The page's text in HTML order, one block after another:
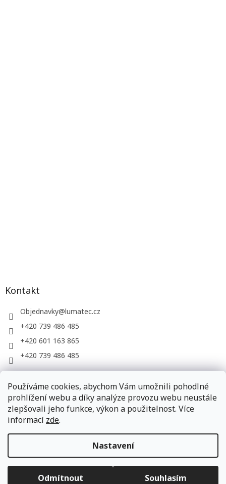
Používáme cookies, abychom Vám umožnili pohodlné
prohlížení webu a díky analýze provozu webu neustále
zlepšovali jeho funkce, výkon a použitelnost. Více
informací zde.
Nastavení
Odmítnout Souhlasím
Kontakt
Objednavky@lumatec.cz
+420 739 486 485
+420 601 163 865
+420 739 486 485
LUMATEC, s.r.o. - web společnosti
Vytvořil Shoptet
Copyright 2026LUMATEC.store. Všechna práva vyhrazena.
Upravit nastavení cookies